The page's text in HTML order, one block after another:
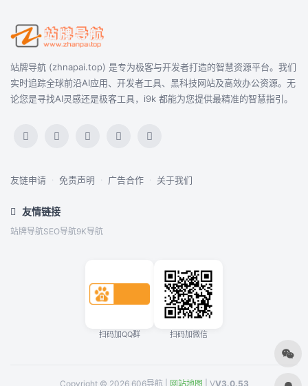
站牌导航 (zhnapai.top) 是专为极客与开发者打造的智慧资源平台。我们
实时追踪全球前沿AI应用、开发者工具、黑科技网站及高效办公资源。无
论您是寻找AI灵感还是极客工具，i9k 都能为您提供最精准的智慧指引。
友链申请 · 免责声明 · 广告合作 · 关于我们
友情链接
站牌导航SEO导航9K导航
扫码加QQ群 扫码加微信
Copyright © 2026 606导航 | 网站地图 | VV3.0.53